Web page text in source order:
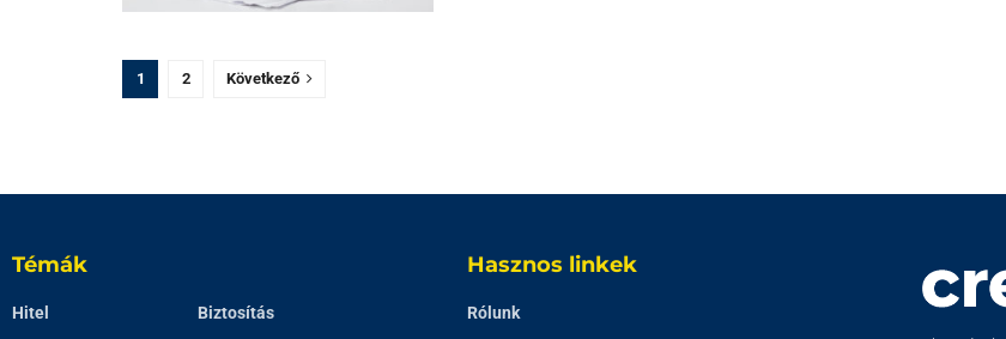
1 2 Következő
Témák
Hitel Biztosítás
Hasznos linkek
Rólunk